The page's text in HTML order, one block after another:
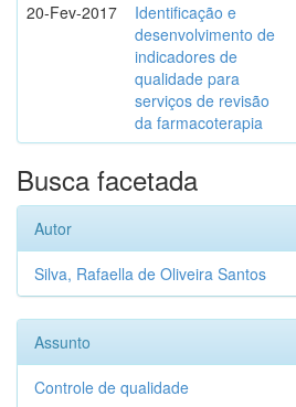
20-Fev-2017
Identificação e
desenvolvimento de
indicadores de
qualidade para
serviços de revisão
da farmacoterapia
Busca facetada
Autor
Silva, Rafaella de Oliveira Santos
Assunto
Controle de qualidade